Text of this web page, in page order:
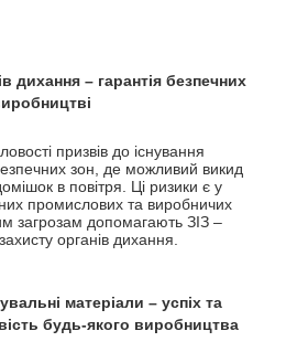
дихання – гарантія безпечних
призвів до існування
зон, де можливий викид
в повітря. Ці ризики є у
промислових та виробничих
загрозам допомагають ЗІЗ –
органів дихання.
матеріали – успіх та
будь-якого виробництва